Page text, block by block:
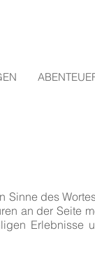
Sinne des
an der Seite
Erlebnisse